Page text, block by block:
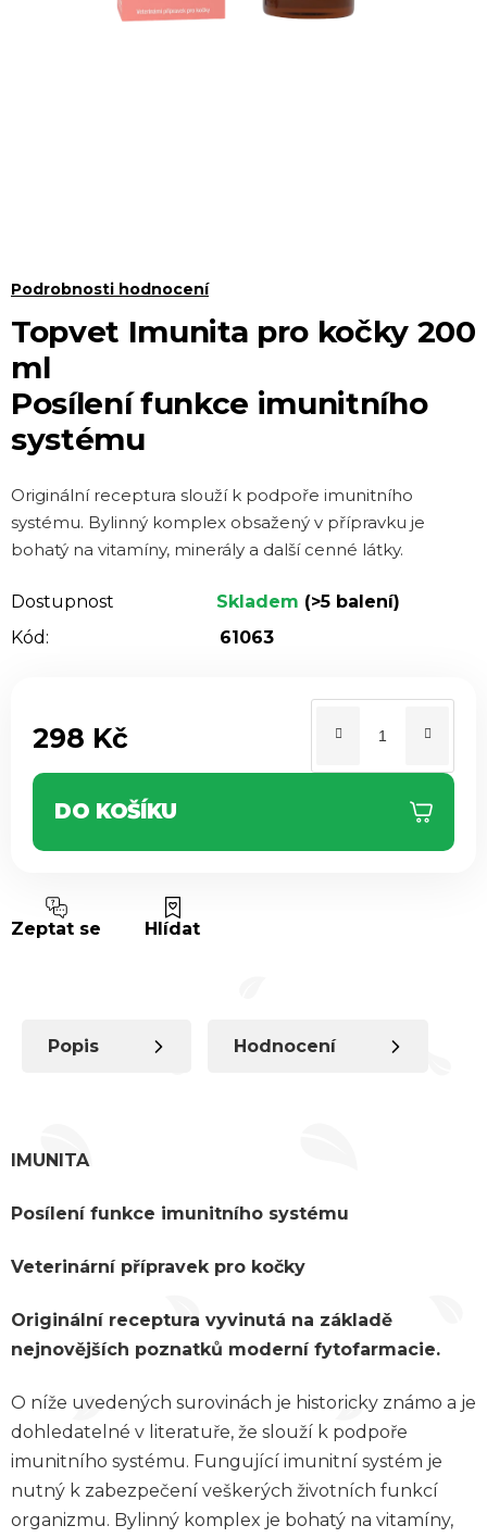
Topvet Imunita pro kočky 200
ml
Posílení funkce imunitního
systému
Průměrné
hodnocení
produktu
je
0,0
z 5
Podrobnosti hodnocení
Originální receptura slouží k podpoře imunitního
systému. Bylinný komplex obsažený v přípravku je
bohatý na vitamíny, minerály a další cenné látky.
Dostupnost Skladem (>5 balení)
Kód:
61063
298 Kč
Měrná cena:
DO KOŠÍKU
Zeptat se Hlídat
Popis Hodnocení
IMUNITA
Posílení funkce imunitního systému
Veterinární přípravek pro kočky
Originální receptura vyvinutá na základě
nejnovějších poznatků moderní fytofarmacie.
O níže uvedených surovinách je historicky známo a je
dohledatelné v literatuře, že slouží k podpoře
imunitního systému. Fungující imunitní systém je
nutný k zabezpečení veškerých životních funkcí
organizmu. Bylinný komplex je bohatý na vitamíny,